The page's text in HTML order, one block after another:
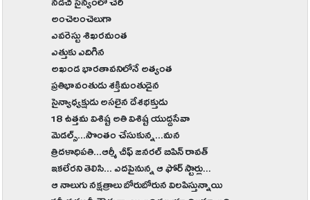
నడిచి సైన్యంలో చేరి
అంచెలంచెలుగా
ఎవరెస్టు శిఖరమంత
ఎత్తుకు ఎదిగిన
అఖండ భారతావనిలోనే అత్యంత
ప్రతిభావంతుడు శక్తిమంతుడైన
సైన్యాధ్యక్షుడు అసలైన దేశభక్తుడు
18 ఉత్తమ విశిష్ట అతి విశిష్ట యుద్దసేవా
మెడల్స్...సొంతం చేసుకున్న...మన
త్రిదళాధిపతి...ఆర్మీ చీఫ్ జనరల్ బిపిన్ రావత్
ఇకలేరని తెలిసి... ఎదపైనున్న ఆ ఫోర్ స్టార్లు...
ఆ నాలుగు నక్షత్రాలు బోరుబోరున విలపిస్తున్నాయి